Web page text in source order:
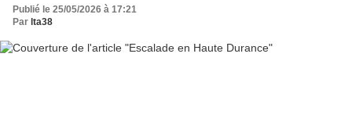
Publié le 25/05/2026 à 17:21
Par lta38